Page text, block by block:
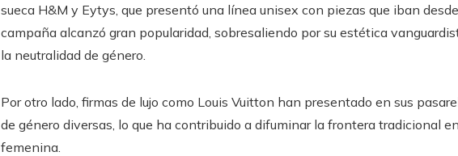
sueca H&M y Eytys, que presentó una línea unisex con piezas que iban
campaña alcanzó gran popularidad, sobresaliendo por su estética
la neutralidad de género.
Por otro lado, firmas de lujo como Louis Vuitton han presentado en sus
de género diversas, lo que ha contribuido a difuminar la frontera tradicional
femenina.